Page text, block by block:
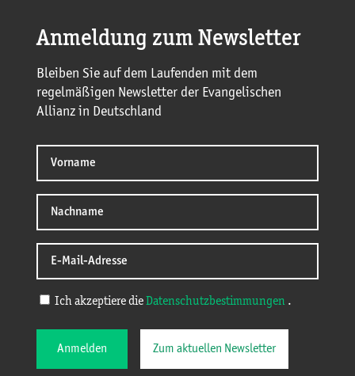
Anmeldung zum Newsletter
Bleiben Sie auf dem Laufenden mit dem
regelmäßigen Newsletter der Evangelischen
Allianz in Deutschland
Ich akzeptiere die Datenschutzbestimmungen .
Anmelden Zum aktuellen Newsletter